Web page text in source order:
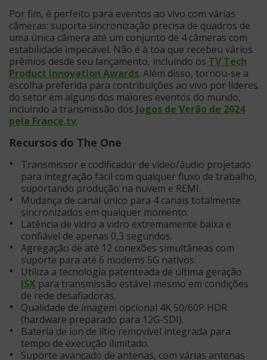
Por fim, é perfeito para eventos ao vivo com várias
câmeras: suporta sincronização precisa de quadros de
uma única câmera até um conjunto de 4 câmeras com
estabilidade impecável. Não é à toa que recebeu vários
prêmios desde seu lançamento, incluindo os TV Tech
Product Innovation Awards. Além disso, tornou-se a
escolha preferida para contribuições ao vivo por líderes
do setor em alguns dos maiores eventos do mundo,
incluindo a transmissão dos Jogos de Verão de 2024
pela France.tv.
Recursos do The One
Transmissor e codificador de vídeo/áudio projetado
para integração fácil com qualquer fluxo de trabalho,
suportando produção na nuvem e REMI.
Mudança de canal único para 4 canais totalmente
sincronizados em qualquer momento.
Latência de vidro a vidro extremamente baixa e
confiável de apenas 0,3 segundos.
Agregação de até 12 conexões simultâneas com
suporte para até 6 modems 5G nativos.
Utiliza a tecnologia patenteada de última geração
ISX para transmissão estável mesmo em condições
de rede desafiadoras.
Qualidade de imagem opcional 4K 50/60P HDR
(hardware preparado para 12G-SDI).
Bateria de íon de lítio removível integrada para
tempo de execução ilimitado.
Suporte avançado de antenas, com várias antenas